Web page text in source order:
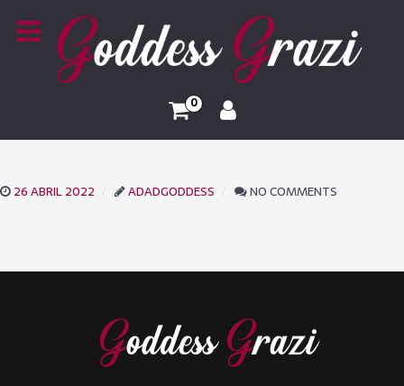
0
26 ABRIL 2022 ADADGODDESS NO COMMENTS